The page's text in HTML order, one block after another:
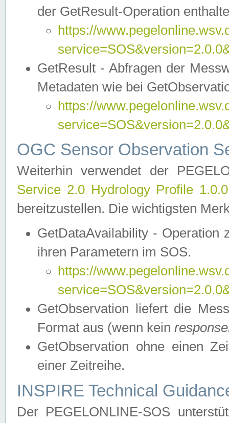
der GetResult-Operation
https://
GetResult - Abfragen der
Metadaten wie bei
https://
OGC Sensor Observation
Weiterhin verwendet der
Service 2.0 Hydrology Profile
bereitzustellen. Die wichtigsten
GetDataAvailability - Operation
ihren Parametern im SOS.
https://
GetObservation liefert die
Format aus (wenn kein
GetObservation ohne einen
einer Zeitreihe.
INSPIRE Technical
Der PEGELONLINE-SOS